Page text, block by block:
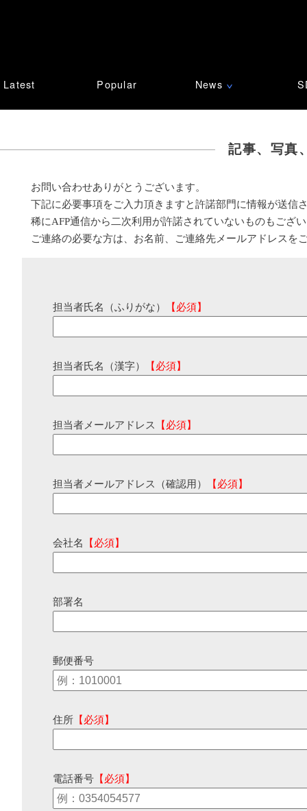
Latest Popular News ∨
記事、写真
お問い合わせありがとうございます。
下記に必要事項をご入力頂きますと許諾部門に情報が送信
稀にAFP通信から二次利用が許諾されていないものもござ
ご連絡の必要な方は、お名前、ご連絡先メールアドレスを
担当者氏名（ふりがな） 【必須】
担当者氏名（漢字） 【必須】
担当者メールアドレス 【必須】
担当者メールアドレス（確認用） 【必須】
会社名 【必須】
部署名
郵便番号
住所 【必須】
電話番号 【必須】